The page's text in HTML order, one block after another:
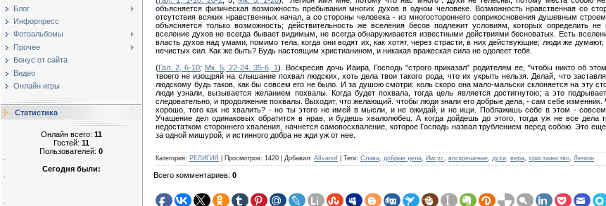
Блог
Инфорпресс
Фотоальбомы
Прочее
Бонус от сайта
Видео
Онлайн игры
Статистика
Онлайн всего: 11
Гостей: 11
Пользователей: 0
Сегодня были:
объясняется физическая возможность пребывания многих духов в одном человеке. Возможность нравственная со
отсутствия всяких нравственных начал, а со стороны человека - из многостороннего соприкосновения душевным
объясняется только возможность; действительность же вселения бесов подлежит условиям, которых определить
вселение духов не всегда бывает видимым, не всегда обнаруживается известными действиями бесноватых. Есть
власть духов над умами, помимо тела, когда они водят их, как хотят, через страсти, в них действующие; люди же
нечистых сил. Как же быть? Будь настоящим христианином, и никакая вражеская сила не одолеет тебя.
(Гал. 2, 6-10; Мк. 5, 22-24. 35-6, 1). Воскресив дочь Иаира, Господь "строго приказал" родителям ее, "чтобы никто об
твоего не изощряй на слышание похвал людских, хоть дела твои такого рода, что их укрыть нельзя. Делай, что
людскому будь таков, как бы совсем его не было. И за душою смотри: коль скоро она мало-мальски склоняется на эту
люди узнали, вызывается желанием похвалы. Когда будет похвала, тогда цель является достигнутою; а это
следовательно, и продолжение похвалы. Выходит, что желающий. чтобы люди знали его добрые дела, - сам себе
хорошо, того как не хвалить? - но ты этого не имей в мысли, и не ожидай, и не ищи. Поблажишь себе в этом - совсем
Учащение дел одинаковых обратится в нрав, и будешь хвалолюбец. А когда дойдешь до этого, тогда уж не все дела
недостатком стороннего хваления, начнется самовосхваление, которое Господь назвал трублением перед собою. Это
за одной мишурой, и истинного добра не жди уж от нее.
Категория: РЕЛИГИЯ Просмотров: 1420 Добавил: AlIvanof Теги: Слава добрые дела Иисус воскрешение духи вера христианство Легион
Всего комментариев: 0